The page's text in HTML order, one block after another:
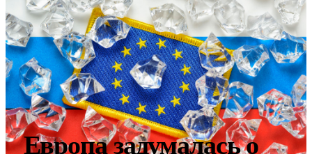
Европа задумалась о